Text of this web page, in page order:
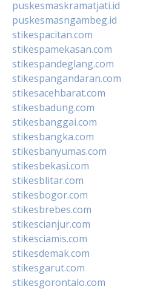
puskesmaskramatjati.id
puskesmasngambeg.id
stikespacitan.com
stikespamekasan.com
stikespandeglang.com
stikespangandaran.com
stikesacehbarat.com
stikesbadung.com
stikesbanggai.com
stikesbangka.com
stikesbanyumas.com
stikesbekasi.com
stikesblitar.com
stikesbogor.com
stikesbrebes.com
stikescianjur.com
stikesciamis.com
stikesdemak.com
stikesgarut.com
stikesgorontalo.com